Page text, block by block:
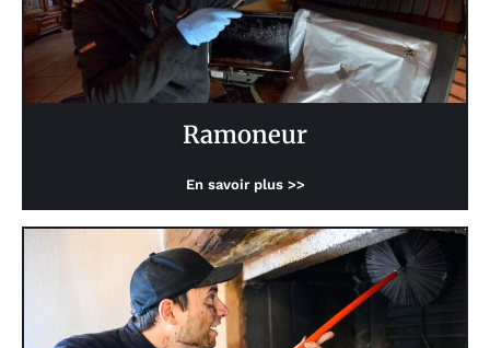
Ramoneur
En savoir plus >>